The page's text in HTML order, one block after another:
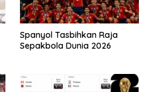
Spanyol Tasbihkan Raja
Sepakbola Dunia 2026